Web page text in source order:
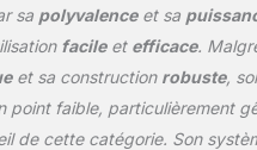
Grâce à sa fonction
nettoyage unique et
ses pièces faciles à
et compatibles lave-
vaisselle, réalisez
vos recettes
sa polyvalenceet sa
facileet efficace.
et sa construction robuste,
point faible, particulièrement
de cette catégorie. Son